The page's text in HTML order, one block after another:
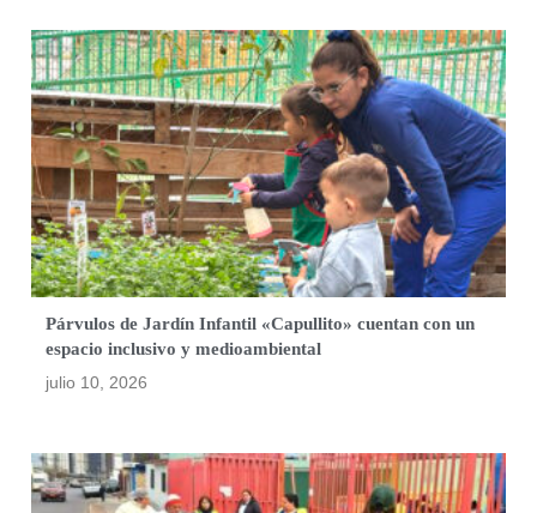
Párvulos de Jardín Infantil «Capullito» cuentan con un
espacio inclusivo y medioambiental
julio 10, 2026